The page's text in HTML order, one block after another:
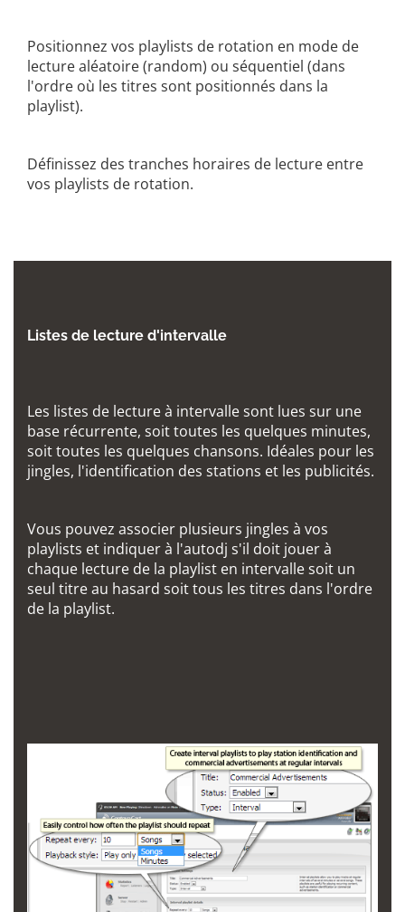
Positionnez vos playlists de rotation en mode de
lecture aléatoire (random) ou séquentiel (dans
l'ordre où les titres sont positionnés dans la
playlist).
Définissez des tranches horaires de lecture entre
vos playlists de rotation.
Listes de lecture d'intervalle
Les listes de lecture à intervalle sont lues sur une
base récurrente, soit toutes les quelques minutes,
soit toutes les quelques chansons. Idéales pour les
jingles, l'identification des stations et les publicités.
Vous pouvez associer plusieurs jingles à vos
playlists et indiquer à l'autodj s'il doit jouer à
chaque lecture de la playlist en intervalle soit un
seul titre au hasard soit tous les titres dans l'ordre
de la playlist.